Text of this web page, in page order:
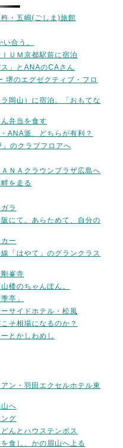
・五嶋(ごしま)旅館
合う。
ＵＭ京都駅前に宿泊
」とANAのCAさん
堺のエグゼクティブ・フロ
岡山）に宿泊。「おもてな
弁当を食す
ANA派、どちらが有利？
」のクラブフロアへ
ＮＡクラウンプラザ広島へ
を走る
ラ
にて。あらためて、自分の
ー
「はやて」のグランクラス
峯寺
楼のちゃんぽん。
亭」
サイドホテル・松風
そ相場になるのか？
とかしわめし
ン・羽田エクセルホテル東
へ
グ
んとハウステンボス
食し、かの眉山へ上る